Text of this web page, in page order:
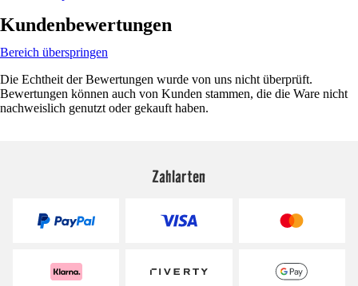
Kundenbewertungen
Bereich überspringen
Die Echtheit der Bewertungen wurde von uns nicht überprüft.
Bewertungen können auch von Kunden stammen, die die Ware nicht
nachweislich genutzt oder gekauft haben.
Zahlarten